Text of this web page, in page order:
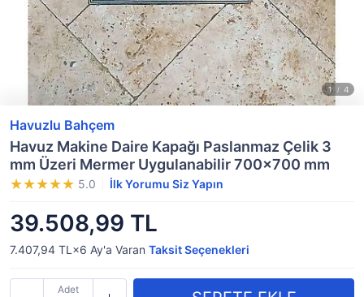
Havuzlu Bahçem
Havuz Makine Daire Kapağı Paslanmaz Çelik 3
mm Üzeri Mermer Uygulanabilir 700x700 mm
5.0 İlk Yorumu Siz Yapın
39.508,99 TL
7.407,94 TL×6 Ay'a Varan Taksit Seçenekleri
Adet